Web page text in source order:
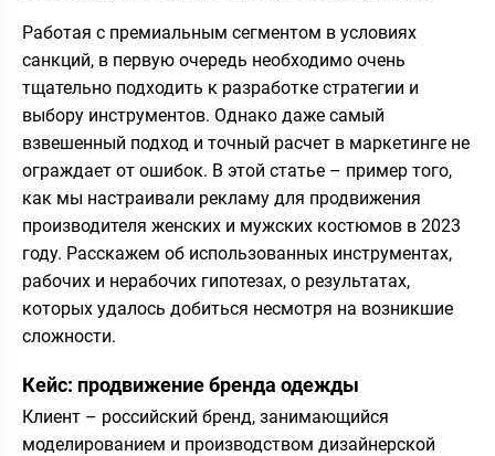
Работая с премиальным сегментом в условиях
санкций, в первую очередь необходимо очень
тщательно подходить к разработке стратегии и
выбору инструментов. Однако даже самый
взвешенный подход и точный расчет в маркетинге не
ограждает от ошибок. В этой статье – пример того,
как мы настраивали рекламу для продвижения
производителя женских и мужских костюмов в 2023
году. Расскажем об использованных инструментах,
рабочих и нерабочих гипотезах, о результатах,
которых удалось добиться несмотря на возникшие
сложности.
Кейс: продвижение бренда одежды
Клиент – российский бренд, занимающийся
моделированием и производством дизайнерской